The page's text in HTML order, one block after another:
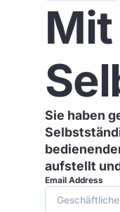
Sie haben
aufstellt
Email Address